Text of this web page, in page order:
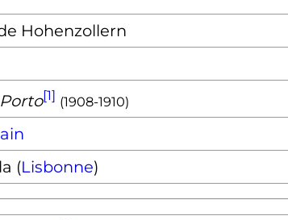
Hohenzollern
[1] (1908-1910)
(Lisbonne)